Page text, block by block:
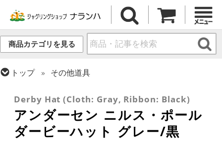
商品カテゴリを見る
トップ
その他道具
Derby Hat (Cloth: Gray, Ribbon: Black)
アンダーセン ニルス・ポール
ダービーハット グレー/黒